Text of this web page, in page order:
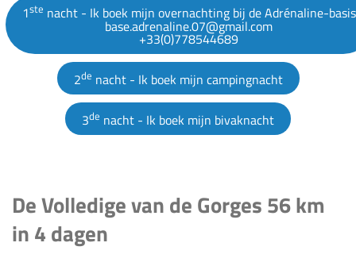
1ste nacht - Ik boek mijn overnachting bij de Adrénaline-basis
base.adrenaline.07@gmail.com
+33(0)778544689
2de nacht - Ik boek mijn campingnacht
3de nacht - Ik boek mijn bivaknacht
De Volledige van de Gorges 56 km
in 4 dagen